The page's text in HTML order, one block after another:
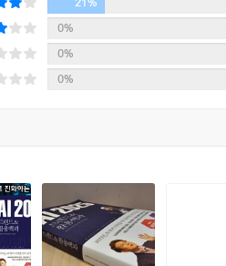
는 기간 동안 대중에게 기술분야를
대해 설명해 준다. 책을 펴고 단
지, 또는 AI를 가지고 혼자 어떻게
0%
0%
0%